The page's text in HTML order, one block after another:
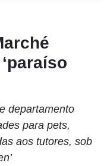
departamento
para pets,
aos tutores, sob